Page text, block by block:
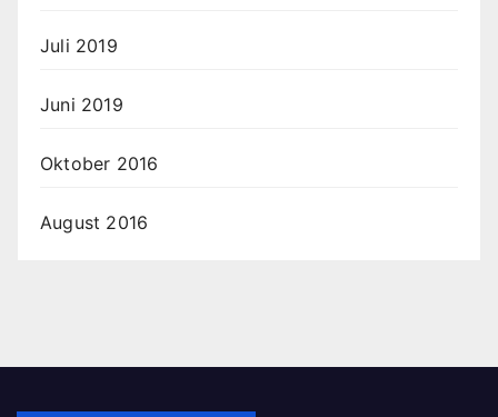
Juli 2019
Juni 2019
Oktober 2016
August 2016